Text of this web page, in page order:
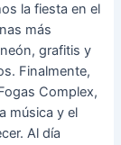
la fiesta en el
más
grafitis y
Finalmente,
Complex,
música y el
Al día